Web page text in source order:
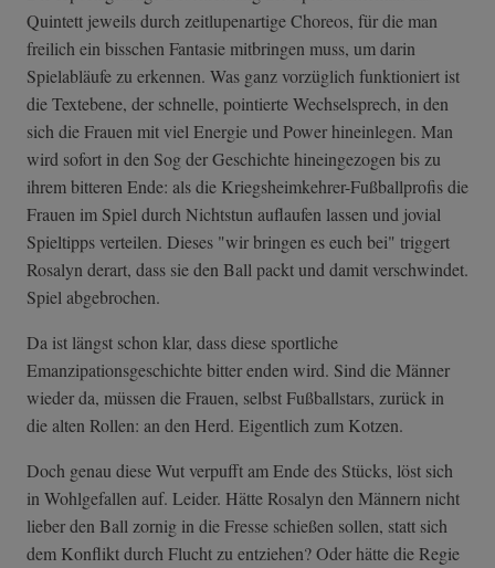
Quintett jeweils durch zeitlupenartige Choreos, für die man
freilich ein bisschen Fantasie mitbringen muss, um darin
Spielabläufe zu erkennen. Was ganz vorzüglich funktioniert ist
die Textebene, der schnelle, pointierte Wechselsprech, in den
sich die Frauen mit viel Energie und Power hineinlegen. Man
wird sofort in den Sog der Geschichte hineingezogen bis zu
ihrem bitteren Ende: als die Kriegsheimkehre­r-Fußballprofis die
Frauen im Spiel durch Nichtstun auflaufen lassen und jovial
Spieltipps verteilen. Dieses "wir bringen es euch bei" triggert
Rosalyn derart, dass sie den Ball packt und damit verschwindet.
Spiel abgebrochen.
Da ist längst schon klar, dass diese sportliche
Emanzipationsgeschichte bitter enden wird. Sind die Männer
wieder da, müssen die Frauen, selbst Fußballstars, zurück in
die alten Rollen: an den Herd. Eigentlich zum Kotzen.
Doch genau diese Wut verpufft am Ende des Stücks, löst sich
in Wohlgefallen auf. Leider. Hätte Rosalyn den Männern nicht
lieber den Ball zornig in die Fresse schießen sollen, statt sich
dem Konflikt durch Flucht zu entziehen? Oder hätte die Regie